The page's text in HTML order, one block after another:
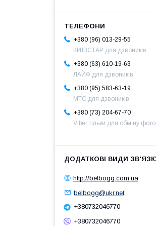
+380 (96) 013-29-55
КИЇВСТАР для дзвоників
+380 (63) 610-19-63
ЛАЙФ для дзвоників
+380 (95) 583-63-19
МТС для дзвоників
+380 (73) 204-67-70
Viber тільки для обміну фото
http://belbogg.com.ua
belbogg@ukr.net
+380732046770
+380732046770